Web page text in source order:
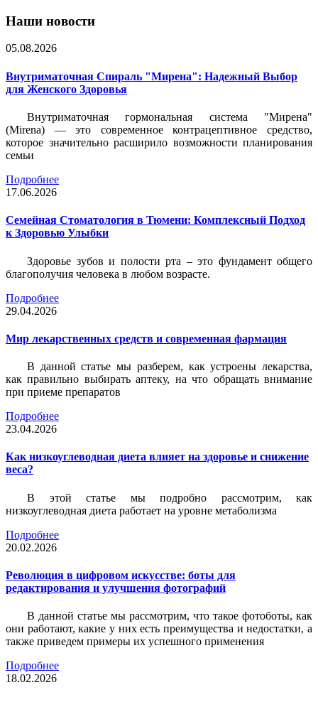
Наши новости
05.08.2026
Внутриматочная Спираль "Мирена": Надежный Выбор
для Женского Здоровья
Внутриматочная гормональная система "Мирена"
(Mirena) — это современное контрацептивное средство,
которое значительно расширило возможности планирования
семьи
Подробнее
17.06.2026
Семейная Стоматология в Тюмени: Комплексный Подход
к Здоровью Улыбки
Здоровье зубов и полости рта – это фундамент общего
благополучия человека в любом возрасте.
Подробнее
29.04.2026
Мир лекарственных средств и современная фармация
В данной статье мы разберем, как устроены лекарства,
как правильно выбирать аптеку, на что обращать внимание
при приеме препаратов
Подробнее
23.04.2026
Как низкоуглеводная диета влияет на здоровье и снижение
веса?
В этой статье мы подробно рассмотрим, как
низкоуглеводная диета работает на уровне метаболизма
Подробнее
20.02.2026
Революция в цифровом искусстве: боты для
редактирования и улучшения фотографий
В данной статье мы рассмотрим, что такое фотоботы, как
они работают, какие у них есть преимущества и недостатки, а
также приведем примеры их успешного применения
Подробнее
18.02.2026